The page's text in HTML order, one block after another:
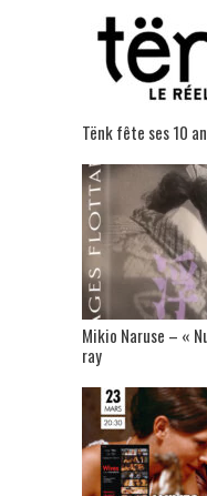
Tënk fête ses 10
Mikio Naruse – «
ray